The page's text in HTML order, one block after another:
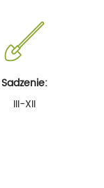
Sadzenie:
III-XII